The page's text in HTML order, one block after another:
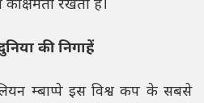
क्षमता रखता है।
की निगाहें
म्बाप्पे इस विश्व कप के सबसे